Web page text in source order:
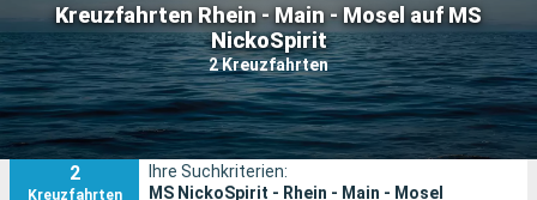
Kreuzfahrten Rhein - Main - Mosel auf MS
NickoSpirit
2 Kreuzfahrten
Unsere Ziele
Abfahrtsmonat
Häfen Reedereien
Suchen
2
Kreuzfahrten
Ihre Suchkriterien:
MS NickoSpirit - Rhein - Main - Mosel